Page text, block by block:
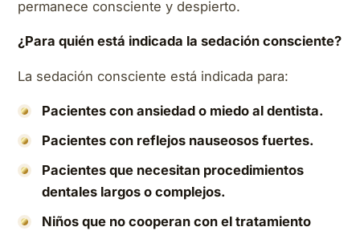
permanece consciente y despierto.
¿Para quién está indicada la sedación consciente?
La sedación consciente está indicada para:
Pacientes con ansiedad o miedo al dentista.
Pacientes con reflejos nauseosos fuertes.
Pacientes que necesitan procedimientos
dentales largos o complejos.
Niños que no cooperan con el tratamiento